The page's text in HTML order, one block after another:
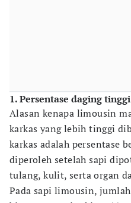
1. Persentase daging tinggi
Alasan kenapa limousin
karkas yang lebih tinggi
karkas adalah persentase
diperoleh setelah sapi
tulang, kulit, serta organ
Pada sapi limousin,